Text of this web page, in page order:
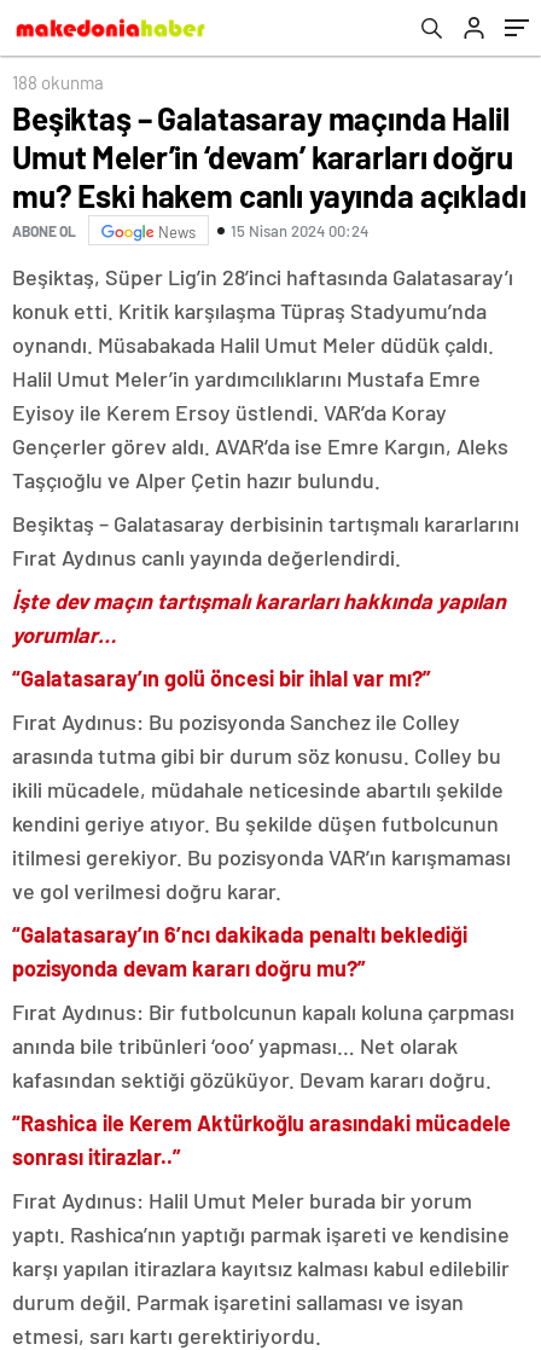
188 okunma
Beşiktaş – Galatasaray maçında Halil
Umut Meler’in ‘devam’ kararları doğru
mu? Eski hakem canlı yayında açıkladı
ABONE OL News 15 Nisan 2024 00:24
Beşiktaş, Süper Lig’in 28’inci haftasında Galatasaray’ı
konuk etti. Kritik karşılaşma Tüpraş Stadyumu’nda
oynandı. Müsabakada Halil Umut Meler düdük çaldı.
Halil Umut Meler’in yardımcılıklarını Mustafa Emre
Eyisoy ile Kerem Ersoy üstlendi. VAR’da Koray
Gençerler görev aldı. AVAR’da ise Emre Kargın, Aleks
Taşçıoğlu ve Alper Çetin hazır bulundu.
Beşiktaş – Galatasaray derbisinin tartışmalı kararlarını
Fırat Aydınus canlı yayında değerlendirdi.
İşte dev maçın tartışmalı kararları hakkında yapılan
yorumlar…
“Galatasaray’ın golü öncesi bir ihlal var mı?”
Fırat Aydınus: Bu pozisyonda Sanchez ile Colley
arasında tutma gibi bir durum söz konusu. Colley bu
ikili mücadele, müdahale neticesinde abartılı şekilde
kendini geriye atıyor. Bu şekilde düşen futbolcunun
itilmesi gerekiyor. Bu pozisyonda VAR’ın karışmaması
ve gol verilmesi doğru karar.
“Galatasaray’ın 6’ncı dakikada penaltı beklediği
pozisyonda devam kararı doğru mu?”
Fırat Aydınus: Bir futbolcunun kapalı koluna çarpması
anında bile tribünleri ‘ooo’ yapması… Net olarak
kafasından sektiği gözüküyor. Devam kararı doğru.
“Rashica ile Kerem Aktürkoğlu arasındaki mücadele
sonrası itirazlar..”
Fırat Aydınus: Halil Umut Meler burada bir yorum
yaptı. Rashica’nın yaptığı parmak işareti ve kendisine
karşı yapılan itirazlara kayıtsız kalması kabul edilebilir
durum değil. Parmak işaretini sallaması ve isyan
etmesi, sarı kartı gerektiriyordu.